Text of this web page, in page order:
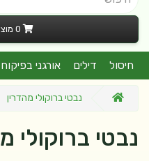
חיפוש
0 מוצרים - ₪0.00
חיסול דילים אורגני בפיקוח
נבטי ברוקולי מהדרין
נבטי ברוקולי